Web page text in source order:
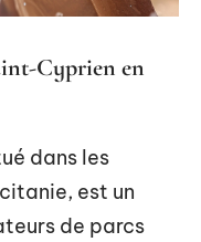
Cyprien en
dans les
est un
de parcs